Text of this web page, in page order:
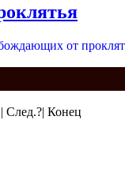
След.?| Конец